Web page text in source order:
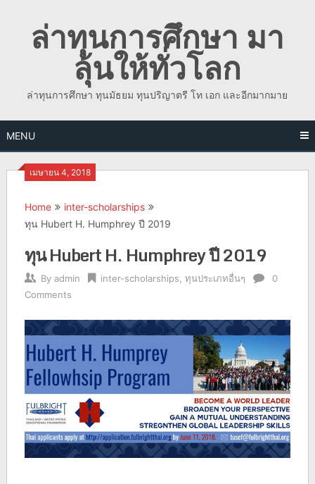
contentล่าทุนการศึกษา มา
ลุ้นให้ทั่วโลก
ล่าทุนการศึกษา ทุนมัธยม ทุนปริญาตรี โท เอก และอีกมากมาย
MENU
เมษายน 4, 2018
Home
inter-scholarships
ทุน Hubert H. Humphrey ปี 2019
ทุน Hubert H. Humphrey ปี 2019
By admin inter-scholarships ทุนประเภทอื่นๆ
0
Comments